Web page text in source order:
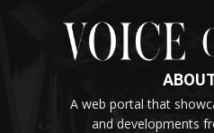
A web portal that
and developments